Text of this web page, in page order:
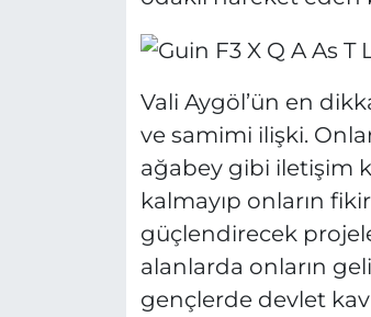
Vali Aygöl’ün en
ve samimi ilişki.
ağabey gibi iletişim
kalmayıp onların
güçlendirecek
alanlarda onların
gençlerde devlet